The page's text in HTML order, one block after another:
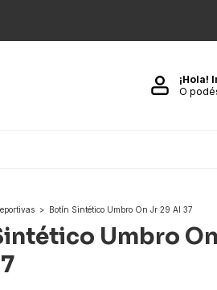
¡Hola!
O
> Botín Sintético Umbro On Jr 29 Al 37
Umbro